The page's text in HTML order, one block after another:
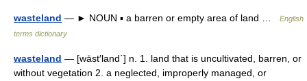
wasteland — ► NOUN ▪ a barren or empty area of land …
English
terms dictionary
wasteland — [wāst′land΄] n. 1. land that is uncultivated, barren, or
without vegetation 2. a neglected, improperly managed, or